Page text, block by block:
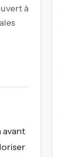
à
avant